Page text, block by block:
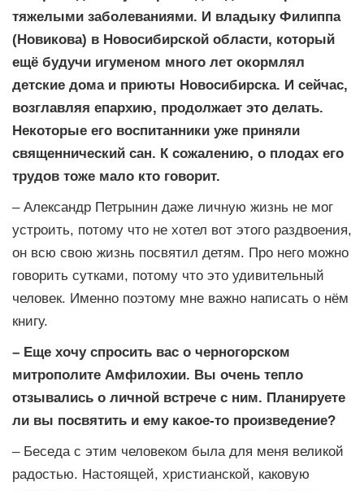
тяжелыми заболеваниями. И владыку Филиппа
(Новикова) в Новосибирской области, который
ещё будучи игуменом много лет окормлял
детские дома и приюты Новосибирска. И сейчас,
возглавляя епархию, продолжает это делать.
Некоторые его воспитанники уже приняли
священнический сан. К сожалению, о плодах его
трудов тоже мало кто говорит.
– Александр Петрынин даже личную жизнь не мог
устроить, потому что не хотел вот этого раздвоения,
он всю свою жизнь посвятил детям. Про него можно
говорить сутками, потому что это удивительный
человек. Именно поэтому мне важно написать о нём
книгу.
– Еще хочу спросить вас о черногорском
митрополите Амфилохии. Вы очень тепло
отзывались о личной встрече с ним. Планируете
ли вы посвятить и ему какое-то произведение?
– Беседа с этим человеком была для меня великой
радостью. Настоящей, христианской, каковую